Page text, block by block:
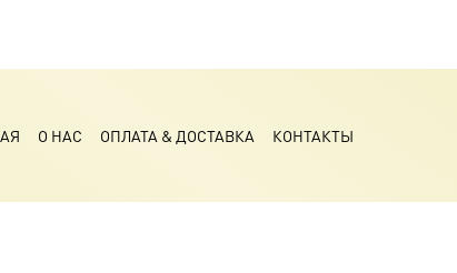
О НАС ОПЛАТА & ДОСТАВКА КОНТАКТЫ